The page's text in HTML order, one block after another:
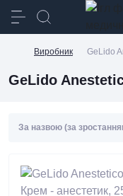
Виробник GeLido
GeLido